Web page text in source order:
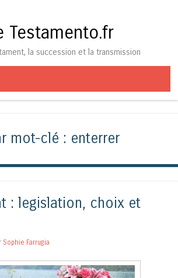
Testamento.fr
la succession et la transmission
mot-clé : enterrer
: legislation, choix et
Sophie Farrugia